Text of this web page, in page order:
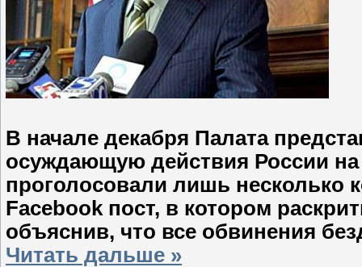
В начале декабря Палата
осуждающую действия России на
проголосовали лишь несколько
Facebook пост, в котором
объяснив, что все обвинения
Читать дальше »